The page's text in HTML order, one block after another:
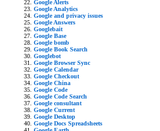
Google Alerts
Google Analytics
Google and privacy issues
Google Answers
Googlebait
Google Base
Google bomb
Google Book Search
Googlebot
Google Browser Sync
Google Calendar
Google Checkout
Google China
Google Code
Google Code Search
Google consultant
Google Current
Google Desktop
Google Docs Spreadsheets